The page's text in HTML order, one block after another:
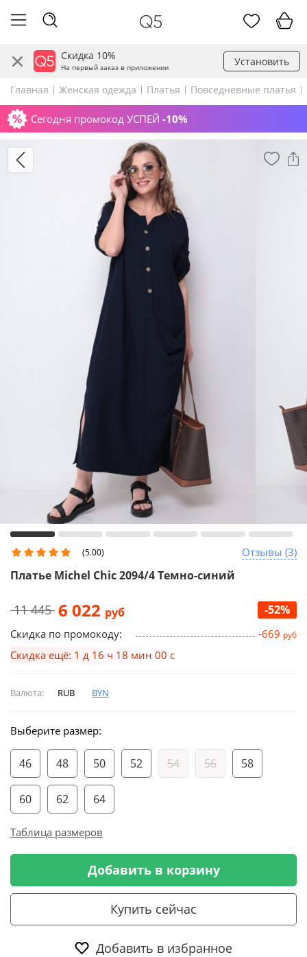
Скидка 10%
На первый заказ в приложении Установить
Главная Женская одежда Платья Повседневные платья
Сегодня промокод УСПЕЙ -10%
(5.00) Отзывы (3)
Платье Michel Chic 2094/4 Темно-синий
11 445 6 022 руб -52%
Скидка по промокоду: -669 руб
Скидка ещё: 1 д 16 ч 18 мин 00 с
Валюта: RUB BYN
Выберите размер:
46 48 50 52 54 56 58
60 62 64
Таблица размеров
Добавить в корзину
Купить сейчас
Добавить в избранное